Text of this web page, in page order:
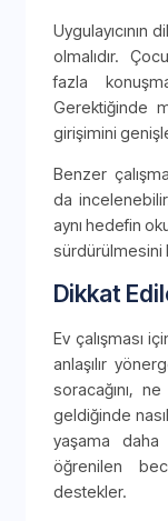
Uygulayıcının
olmalıdır.
fazla
Gerektiğinde
girişimini
Benzer
da
aynı hedefin
sürdürülmesini
Dikkat
Ev çalışması
anlaşılır
soracağını,
geldiğinde
yaşama
öğrenilen
destekler.